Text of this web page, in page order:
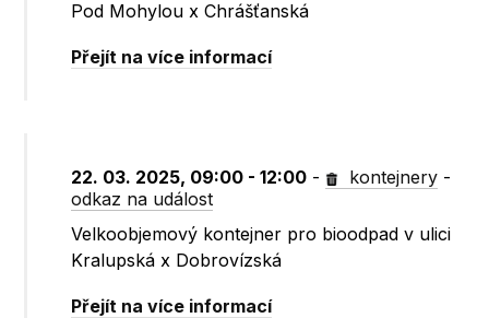
Pod Mohylou x Chrášťanská
Přejít na více informací
22. 03. 2025, 09:00 - 12:00 - kontejnery -
odkaz na událost
Velkoobjemový kontejner pro bioodpad v ulici
Kralupská x Dobrovízská
Přejít na více informací